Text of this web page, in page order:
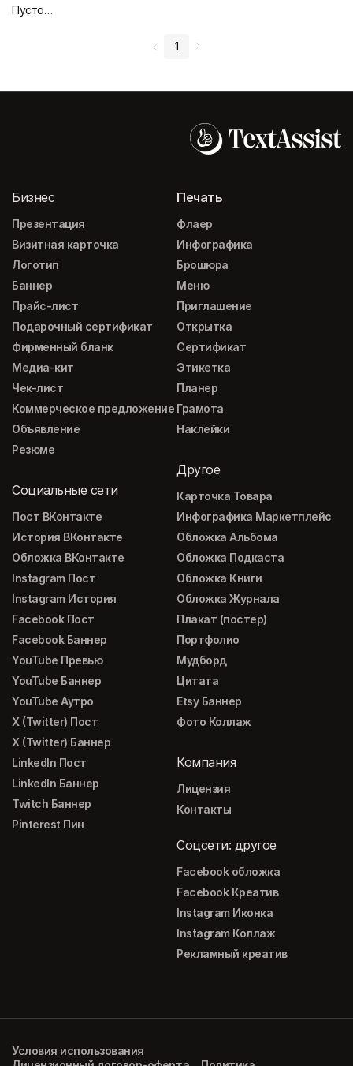
Пустой дизайн-макет
1
Бизнес
Презентация
Визитная карточка
Логотип
Баннер
Прайс-лист
Подарочный сертификат
Фирменный бланк
Медиа-кит
Чек-лист
Коммерческое предложение
Объявление
Резюме
Социальные сети
Пост ВКонтакте
История ВКонтакте
Обложка ВКонтакте
Instagram Пост
Instagram История
Facebook Пост
Facebook Баннер
YouTube Превью
YouTube Баннер
YouTube Аутро
X (Twitter) Пост
X (Twitter) Баннер
LinkedIn Пост
LinkedIn Баннер
Twitch Баннер
Pinterest Пин
Печать
Флаер
Инфографика
Брошюра
Меню
Приглашение
Открытка
Сертификат
Этикетка
Планер
Грамота
Наклейки
Другое
Карточка Товара
Инфографика Маркетплейс
Обложка Альбома
Обложка Подкаста
Обложка Книги
Обложка Журнала
Плакат (постер)
Портфолио
Мудборд
Цитата
Etsy Баннер
Фото Коллаж
Компания
Лицензия
Контакты
Соцсети: другое
Facebook обложка
Facebook Креатив
Instagram Иконка
Instagram Коллаж
Рекламный креатив
Условия использования